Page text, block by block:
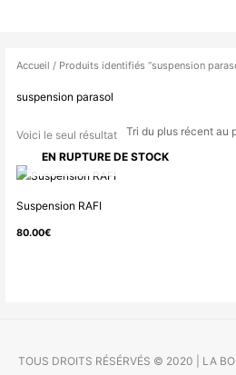
Accueil / Produits identifiés “suspension
suspension parasol
Voici le seul résultat
EN RUPTURE DE STOCK
Suspension RAFI
80.00€
TOUS DROITS RÉSÉRVÉS © 2020 | LA